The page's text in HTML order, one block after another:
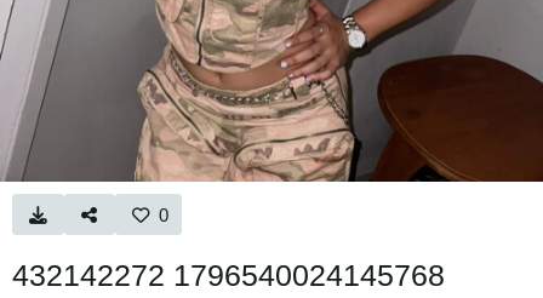
0
432142272 1796540024145768